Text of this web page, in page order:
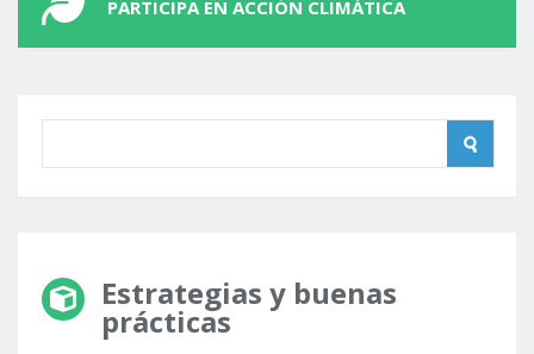
PARTICIPA EN ACCIÓN CLIMÁTICA
Estrategias y buenas
prácticas